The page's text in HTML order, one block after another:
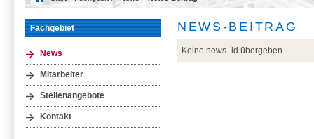
Fachgebiet
News
Mitarbeiter
Stellenangebote
Kontakt
NEWS-BEITRAG
Keine news_id übergeben.